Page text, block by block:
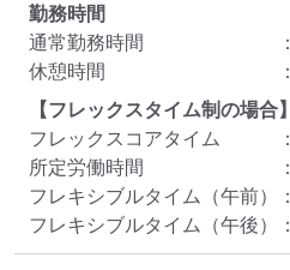
勤務時間
通常勤務時間
：
休憩時間
：
【フレックスタイム制の場合】
フレックスコアタイム
：
所定労働時間
：
フレキシブルタイム（午前）
：
フレキシブルタイム（午後）
：